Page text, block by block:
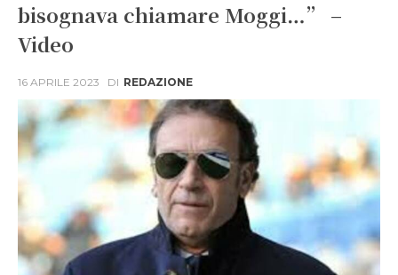
bisognava chiamare Moggi…” –
Video
16 APRILE 2023 DI REDAZIONE